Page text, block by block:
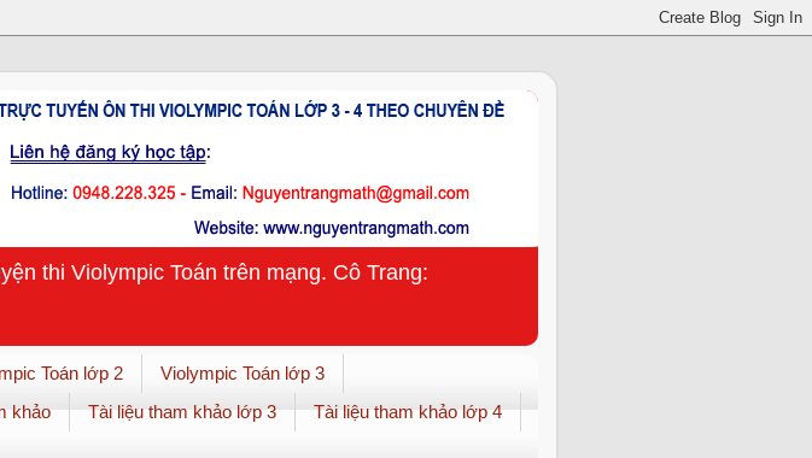
thi Violympic Toán trên mạng. Cô Trang:
Toán lớp 2
Violympic Toán lớp 3
khảo Tài liệu tham khảo lớp 3
Tài liệu tham khảo lớp 4